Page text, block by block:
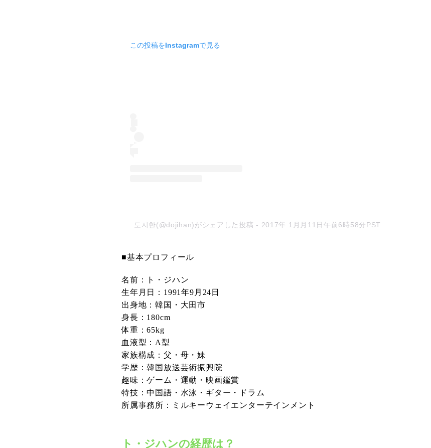
この投稿をInstagramで見る
도지한(@dojihan)がシェアした投稿 - 2017年 1月月11日午前6時58分PST
■基本プロフィール
名前：ト・ジハン
生年月日：1991年9月24日
出身地：韓国・大田市
身長：180cm
体重：65kg
血液型：A型
家族構成：父・母・妹
学歴：韓国放送芸術振興院
趣味：ゲーム・運動・映画鑑賞
特技：中国語・水泳・ギター・ドラム
所属事務所：ミルキーウェイエンターテインメント
ト・ジハンの経歴は？